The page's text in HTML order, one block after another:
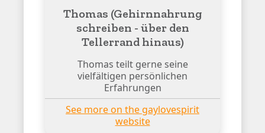
Thomas (Gehirnnahrung
schreiben - über den
Tellerrand hinaus)
Thomas teilt gerne seine
vielfältigen persönlichen
Erfahrungen
See more on the gaylovespirit
website